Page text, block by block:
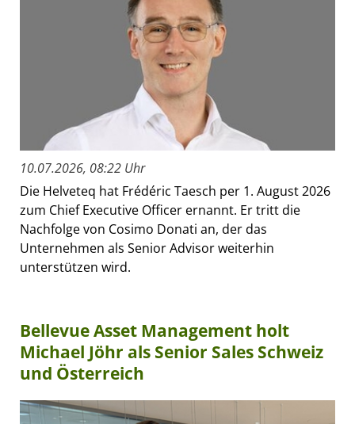
10.07.2026, 08:22 Uhr
Die Helveteq hat Frédéric Taesch per 1. August 2026
zum Chief Executive Officer ernannt. Er tritt die
Nachfolge von Cosimo Donati an, der das
Unternehmen als Senior Advisor weiterhin
unterstützen wird.
Bellevue Asset Management holt
Michael Jöhr als Senior Sales Schweiz
und Österreich